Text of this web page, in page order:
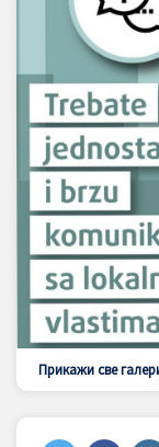
Прикажи све